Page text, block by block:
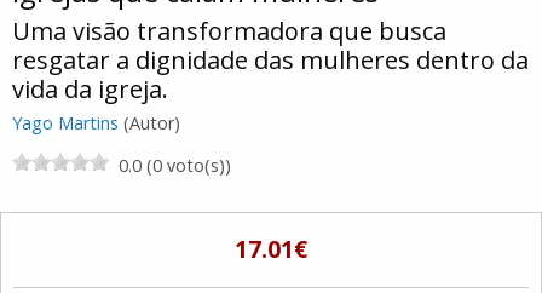
Uma visão transformadora que busca
resgatar a dignidade das mulheres dentro da
vida da igreja.
Yago Martins (Autor)
0.0 (0 voto(s))
17.01€